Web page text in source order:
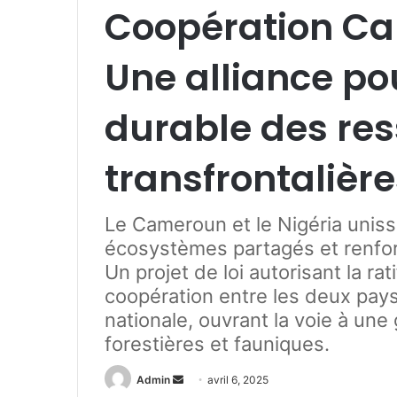
Coopération
Une alliance
durable des
Le Cameroun et le Nigéria
écosystèmes partagés et
Un projet de loi autorisant la
coopération entre les deux
nationale, ouvrant la voie à
forestières et fauniques.
Admin avril 6, 2025